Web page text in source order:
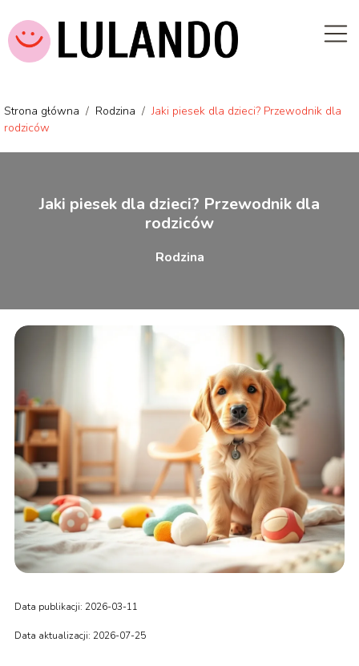
Strona główna / Rodzina /Jaki piesek dla dzieci? Przewodnik dla
rodziców
Jaki piesek dla dzieci? Przewodnik dla
rodziców
Rodzina
Data publikacji: 2026-03-11
Data aktualizacji: 2026-07-25